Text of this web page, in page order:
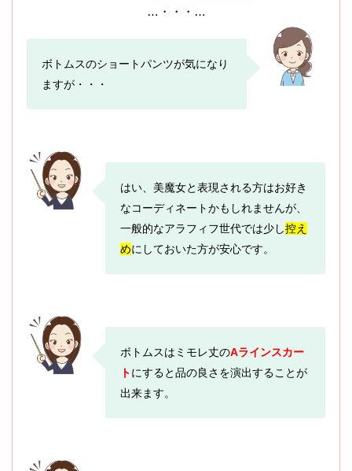
…・・・…
ボトムスのショートパンツが気になり
ますが・・・
はい、美魔女と表現される方はお好き
なコーディネートかもしれませんが、
一般的なアラフィフ世代では少し控え
めにしておいた方が安心です。
ボトムスはミモレ丈のAラインスカー
トにすると品の良さを演出することが
出来ます。